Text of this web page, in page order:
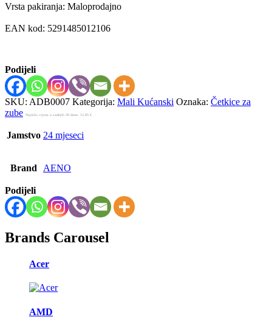
Vrsta pakiranja: Maloprodajno
EAN kod: 5291485012106
Podijeli
SKU: ADB0007 Kategorija: Mali Kućanski Oznaka: Četkice za
zube
Najniža cijena u zadnjih 30 dana: 12,85 €
Jamstvo 24 mjeseci
Brand AENO
Podijeli
Brands Carousel
Acer
AMD